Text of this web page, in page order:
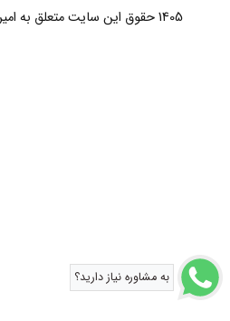
1405 حقوق این سایت متعلق به امیر لنز می باشد. 1392-1405
به مشاوره نیاز دارید؟